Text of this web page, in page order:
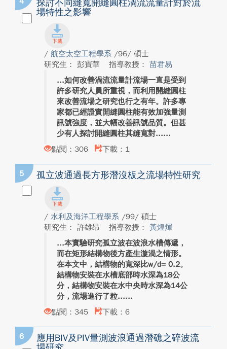
探討不同縫寬開縫圓柱渦流流量計對於流
場特性之影響
/ 航空太空工程學系 /96/ 碩士
研究生： 彭寶華
指導教授： 苗君易
如何改善渦流流量計流場一直是受到
許多研究人員所重視，而利用開縫圓柱
來改善流場之研究也行之有年。許多專
家都已經證實開縫圓柱能有效加強量測
訊號強度，並大幅改善訊號品質。但甚
少有人探討開縫圓柱其縫寬對...
點閱：306
下載：1
5 孤立波通過長方形潛沒板之流場特性研究
/ 水利及海洋工程學系 /99/ 碩士
研究生： 許雄昂
指導教授： 黃煌煇
本實驗研究孤立波在波浪水槽傳遞，
而在矩形結構物後方產生漩渦之情形。
在本文中，結構物的寬深比w/d= 0.2。
結構物安裝在水槽底部時水深為18公
分，結構物安裝在水中央時水深為14公
分，流場進行了粒...
點閱：345
下載：6
6
應用BIV及PIV量測波浪通過潛礁之碎波流